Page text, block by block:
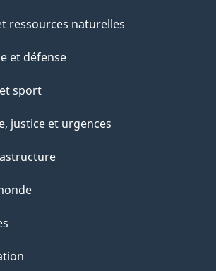
ressources naturelles
et défense
sport
justice et urgences